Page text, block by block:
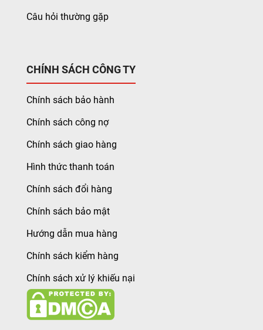
Câu hỏi thường gặp
CHÍNH SÁCH CÔNG TY
Chính sách bảo hành
Chính sách công nợ
Chính sách giao hàng
Hình thức thanh toán
Chính sách đổi hàng
Chính sách bảo mật
Hướng dẫn mua hàng
Chính sách kiểm hàng
Chính sách xử lý khiếu nại